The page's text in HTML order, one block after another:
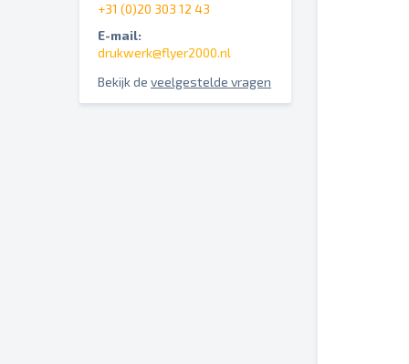
+31 (0)20 303 12 43
E-mail:
drukwerk@flyer2000.nl
Bekijk de veelgestelde vragen